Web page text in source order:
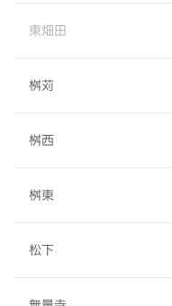
東畑田
桝苅
桝西
桝東
松下